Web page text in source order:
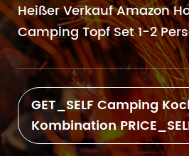
Heißer Verkauf Amazon
Camping Topf Set 1-2
GET_SELF Camping
Kombination